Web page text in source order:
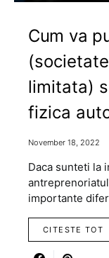
Cum va
limitata)
fizica
November 18, 2022
Daca sunteti la
importante
CITESTE TOT